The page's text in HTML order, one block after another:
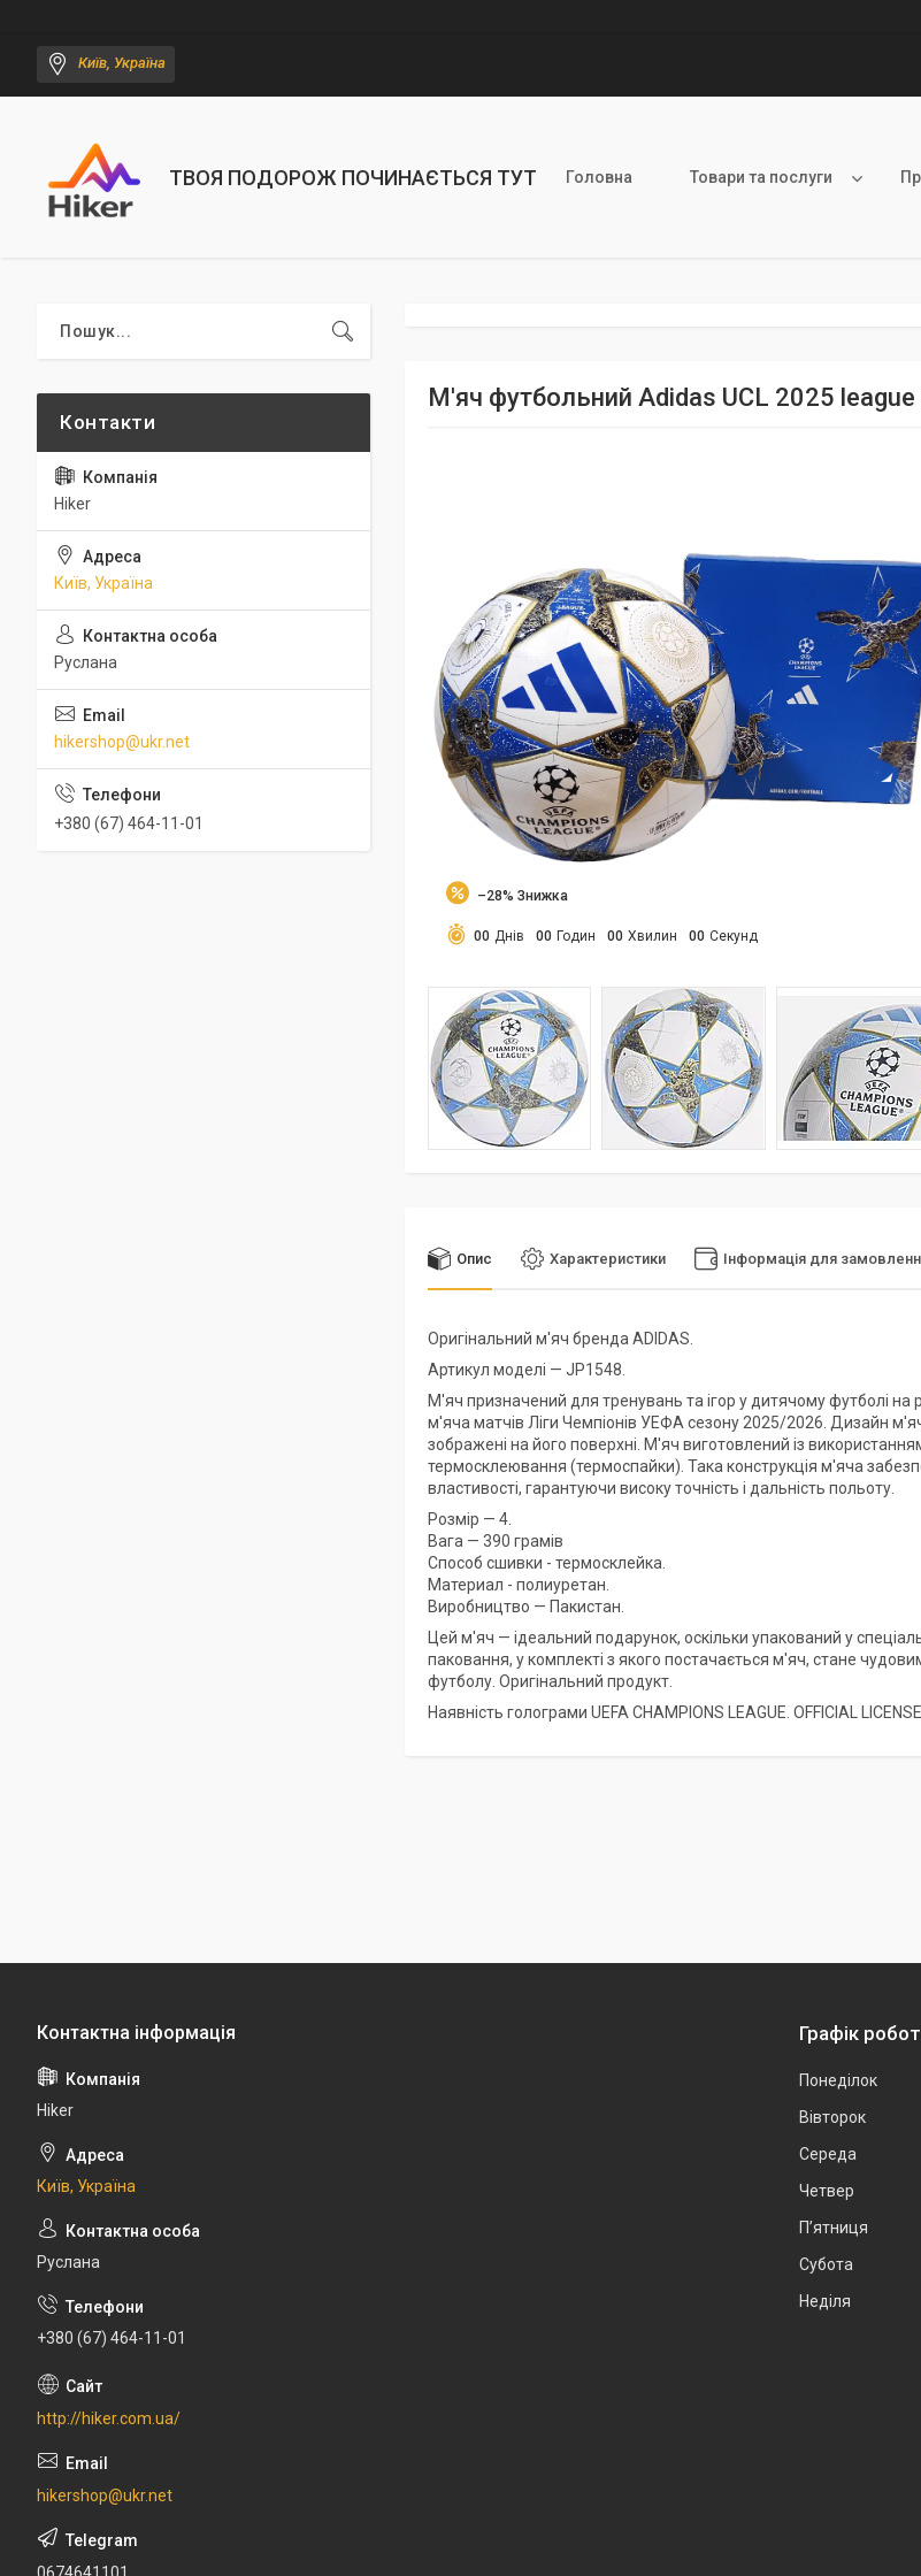
Київ, Україна
ТВОЯ ПОДОРОЖ ПОЧИНАЄТЬСЯ ТУТ Головна Товари та послуги
М'яч футбольний Adidas UCL 2025
–28%
00 Днів 00 Годин 00 Хвилин 00 Секунд
Опис Характеристики Інформація для
Оригінальний м'яч бренда ADIDAS.
Артикул моделі — JP1548.
М'яч призначений для тренувань та ігор у дитячому футболі на
м'яча матчів Ліги Чемпіонів УЕФА сезону 2025/2026. Дизайн
зображені на його поверхні. М'яч виготовлений із
термосклеювання (термоспайки). Така конструкція м'яча
властивості, гарантуючи високу точність і дальність польоту.
Розмір — 4.
Вага — 390 грамів
Способ сшивки - термосклейка.
Материал - полиуретан.
Виробництво — Пакистан.
Цей м'яч — ідеальний подарунок, оскільки упакований у
паковання, у комплекті з якого постачається м'яч, стане
футболу. Оригінальний продукт.
Наявність голограми UEFA CHAMPIONS LEAGUE. OFFICIAL
Hiker
Київ, Україна
Руслана
hikershop@ukr.net
+380 (67) 464-11-01
Hiker
Київ, Україна
Руслана
+380 (67) 464-11-01
http://hiker.com.ua/
hikershop@ukr.net
Графік
Понеділок
Вівторок
Середа
Четвер
Пʼятниця
Субота
Неділя